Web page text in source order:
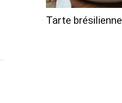
Tarte brésilienne